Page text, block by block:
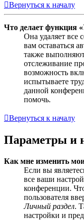
Вернуться к началу
Что делает функция
Она удаляет все
вам оставаться
также
отслеживание
возможность
испытываете
данной
помочь.
Вернуться к началу
Параметры и
Как мне изменить
Если вы
все ваши
конференции.
пользователя
Личный раздел.
настройки и